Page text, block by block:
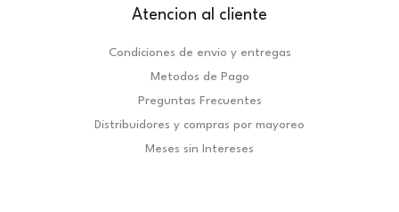
Atencion al cliente
Condiciones de envio y entregas
Metodos de Pago
Preguntas Frecuentes
Distribuidores y compras por mayoreo
Meses sin Intereses